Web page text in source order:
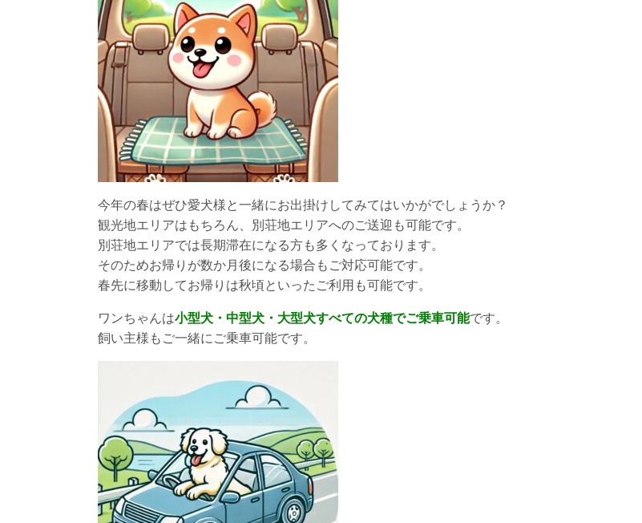
今年の春はぜひ愛犬様と一緒にお出掛けしてみてはいかがでしょうか？
観光地エリアはもちろん、別荘地エリアへのご送迎も可能です。
別荘地エリアでは長期滞在になる方も多くなっております。
そのためお帰りが数か月後になる場合もご対応可能です。
春先に移動してお帰りは秋頃といったご利用も可能です。
ワンちゃんは小型犬・中型犬・大型犬すべての犬種でご乗車可能です。
飼い主様もご一緒にご乗車可能です。